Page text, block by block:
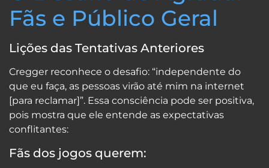
Fãs e Público Geral
Lições das Tentativas Anteriores
Cregger reconhece o desafio: “independente do
que eu faça, as pessoas virão até mim na internet
[para reclamar]”. Essa consciência pode ser positiva,
pois mostra que ele entende as expectativas
conflitantes:
Fãs dos jogos querem: